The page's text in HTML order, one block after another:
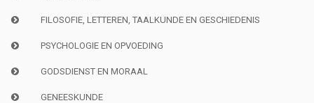
FILOSOFIE, LETTEREN, TAALKUNDE EN GESCHIEDENIS
PSYCHOLOGIE EN OPVOEDING
GODSDIENST EN MORAAL
GENEESKUNDE